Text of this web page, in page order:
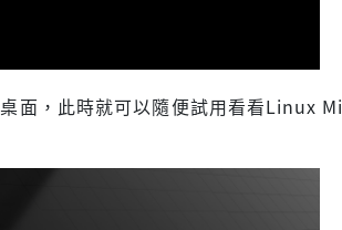
面，此時就可以隨便試用看看Linux Mi